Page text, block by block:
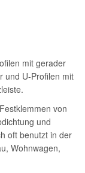
mit gerader
und U-Profilen mit
von
und
oft benutzt in der
Wohnwagen,